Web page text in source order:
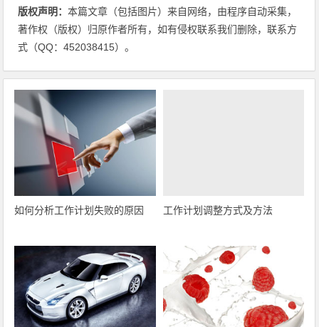
版权声明：本篇文章（包括图片）来自网络，由程序自动采集，
著作权（版权）归原作者所有，如有侵权联系我们删除，联系方
式（QQ：452038415）。
如何分析工作计划失败的原因 工作计划调整方式及方法